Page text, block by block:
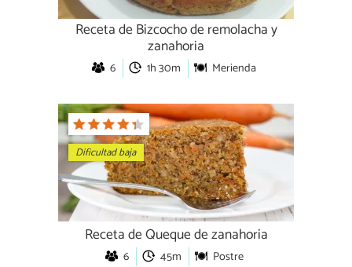
Receta de Bizcocho de remolacha y
zanahoria
6 1h 30m Merienda
Dificultad baja
Receta de Queque de zanahoria
6 45m Postre